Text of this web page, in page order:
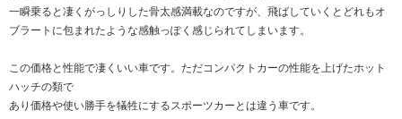
一瞬乗ると凄くがっしりした骨太感満載なのですが、飛ばしていくとどれもオ
ブラートに包まれたような感触っぽく感じられてしまいます。
この価格と性能で凄くいい車です。ただコンパクトカーの性能を上げたホット
ハッチの類で
あり価格や使い勝手を犠牲にするスポーツカーとは違う車です。